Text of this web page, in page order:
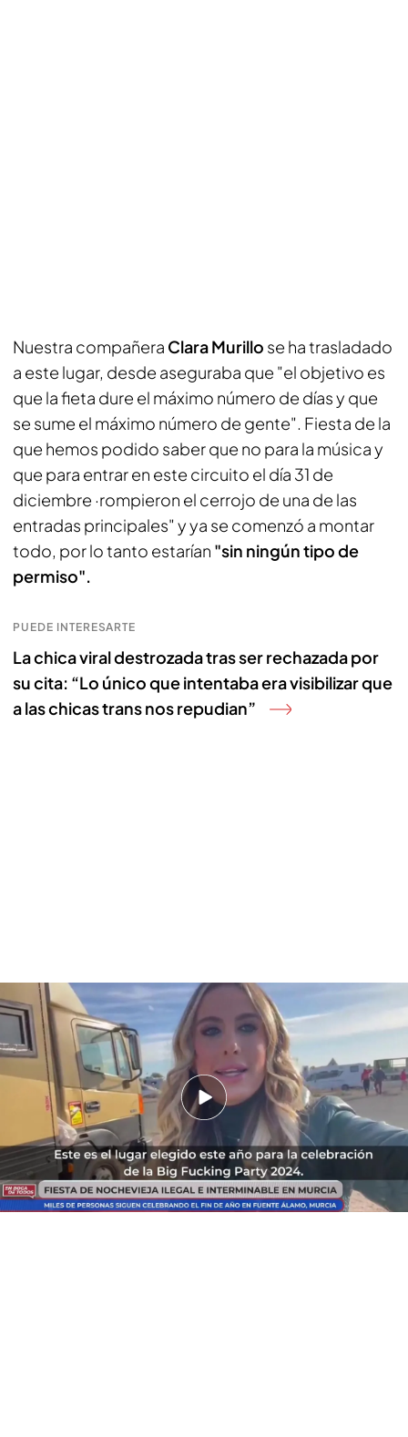
Nuestra compañera Clara Murillo se ha trasladado
a este lugar, desde aseguraba que "el objetivo es
que la fieta dure el máximo número de días y que
se sume el máximo número de gente". Fiesta de la
que hemos podido saber que no para la música y
que para entrar en este circuito el día 31 de
diciembre ·rompieron el cerrojo de una de las
entradas principales" y ya se comenzó a montar
todo, por lo tanto estarían "sin ningún tipo de
permiso".
PUEDE INTERESARTE
La chica viral destrozada tras ser rechazada por
su cita: “Lo único que intentaba era visibilizar que
a las chicas trans nos repudian”
'En boca de todos' se adentra en la fiesta ilegal que se está celebrando
desde fin de año Murcia